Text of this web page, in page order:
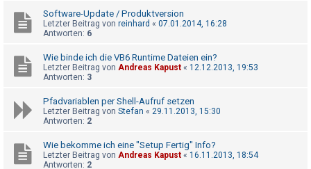
h
e
F
A
Q
Software-Update / Produktversion
Letzter Beitrag von reinhard « 07.01.2014, 16:28
Antworten: 6
Wie binde ich die VB6 Runtime Dateien ein?
Letzter Beitrag von Andreas Kapust « 12.12.2013, 19:53
Antworten: 3
Pfadvariablen per Shell-Aufruf setzen
Letzter Beitrag von Stefan « 29.11.2013, 15:30
Antworten: 2
Wie bekomme ich eine "Setup Fertig" Info?
Letzter Beitrag von Andreas Kapust « 16.11.2013, 18:54
Antworten: 2